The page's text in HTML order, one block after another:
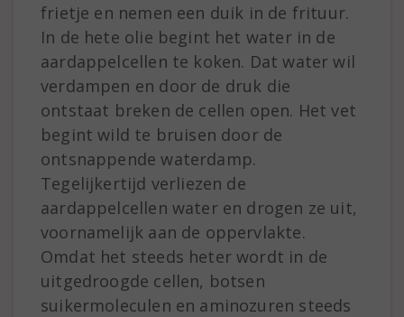
frietje en nemen een duik in de frituur.
In de hete olie begint het water in de
aardappelcellen te koken. Dat water wil
verdampen en door de druk die
ontstaat breken de cellen open. Het vet
begint wild te bruisen door de
ontsnappende waterdamp.
Tegelijkertijd verliezen de
aardappelcellen water en drogen ze uit,
voornamelijk aan de oppervlakte.
Omdat het steeds heter wordt in de
uitgedroogde cellen, botsen
suikermoleculen en aminozuren steeds